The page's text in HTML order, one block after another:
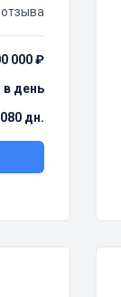
000 ₽
в день
дн.